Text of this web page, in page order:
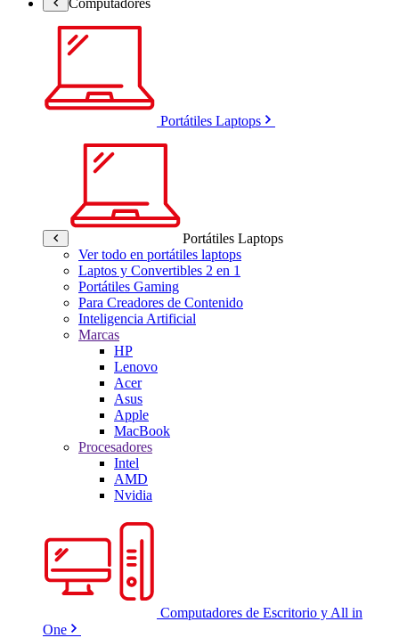
Portátiles Laptops
Portátiles Laptops
Ver todo en portátiles laptops
Laptos y Convertibles 2 en 1
Portátiles Gaming
Para Creadores de Contenido
Inteligencia Artificial
Marcas
HP
Lenovo
Acer
Asus
Apple
MacBook
Procesadores
Intel
AMD
Nvidia
Computadores de Escritorio y All in
One